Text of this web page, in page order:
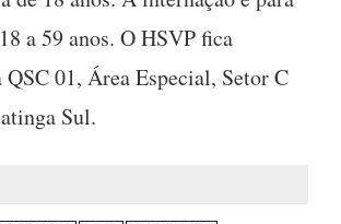
a 59 anos. O HSVP fica
01, Área Especial, Setor C
Sul.